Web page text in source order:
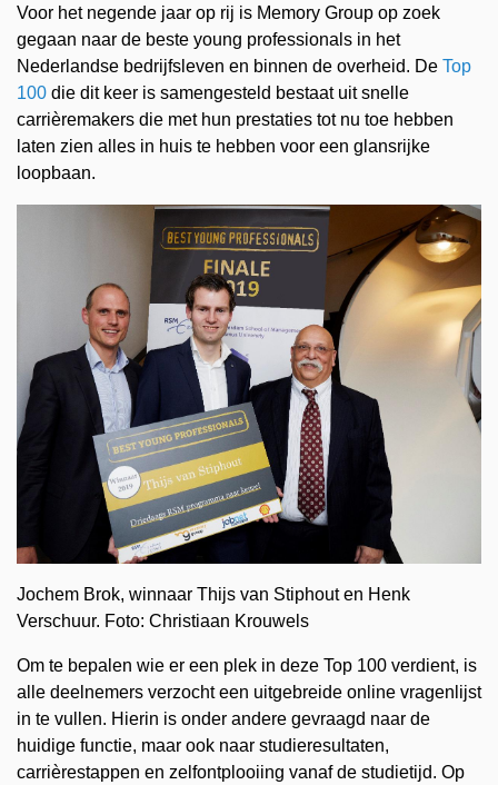
Voor het negende jaar op rij is Memory Group op zoek
gegaan naar de beste young professionals in het
Nederlandse bedrijfsleven en binnen de overheid. De Top
100 die dit keer is samengesteld bestaat uit snelle
carrièremakers die met hun prestaties tot nu toe hebben
laten zien alles in huis te hebben voor een glansrijke
loopbaan.
Jochem Brok, winnaar Thijs van Stiphout en Henk
Verschuur. Foto: Christiaan Krouwels
Om te bepalen wie er een plek in deze Top 100 verdient, is
alle deelnemers verzocht een uitgebreide online vragenlijst
in te vullen. Hierin is onder andere gevraagd naar de
huidige functie, maar ook naar studieresultaten,
carrièrestappen en zelfontplooiing vanaf de studietijd. Op